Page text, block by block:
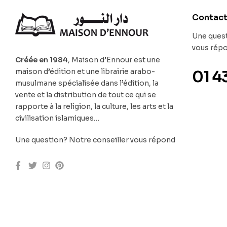
Créée en 1984, Maison d’Ennour est une
maison d’édition et une librairie arabo-
musulmane spécialisée dans l’édition, la
vente et la distribution de tout ce qui se
rapporte à la religion, la culture, les arts et la
civilisation islamiques…
Une question? Notre conseiller vous répond
Contact
Une
vous
01